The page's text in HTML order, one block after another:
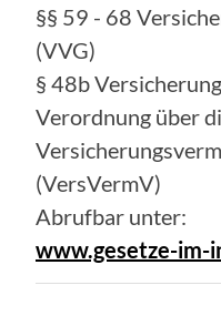
§§ 59 - 68
(VVG)
§ 48b
Verordnung über
(VersVermV)
Abrufbar unter:
www.gesetze-im-